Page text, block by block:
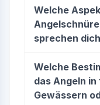
Welche
sprechen
Welche
das Angeln
Gewässern